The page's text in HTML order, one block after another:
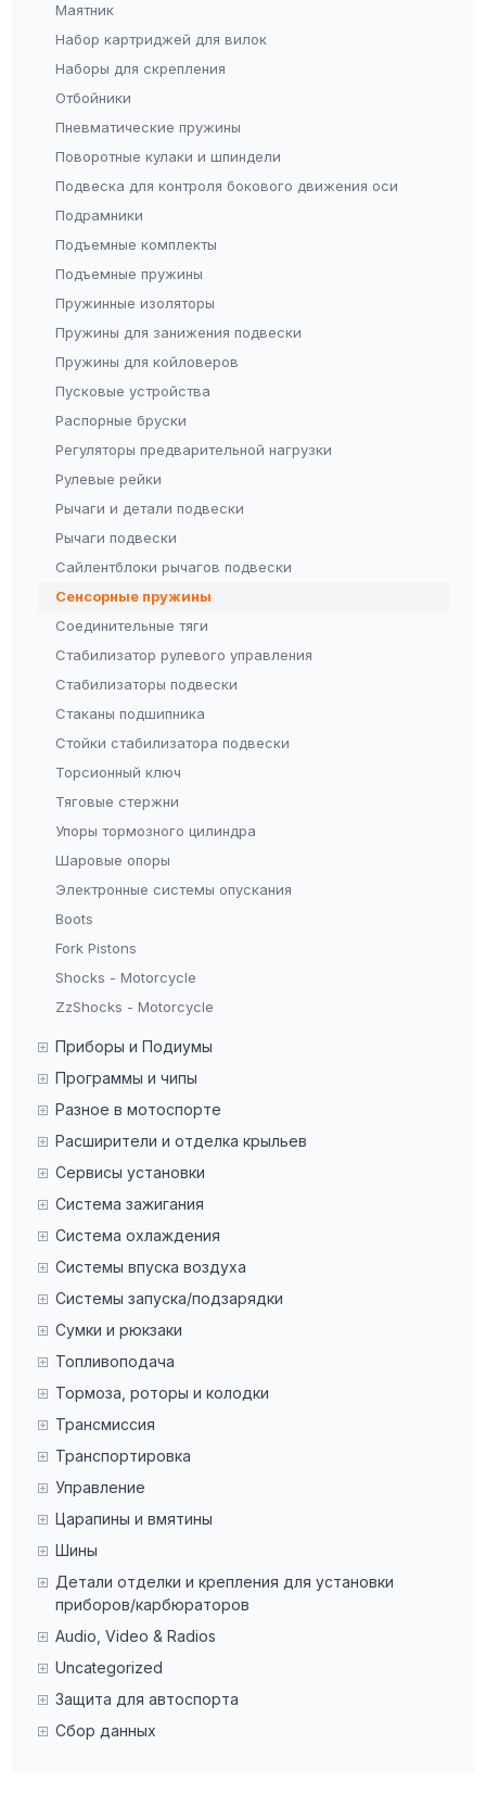
Маятник
Набор картриджей для вилок
Наборы для скрепления
Отбойники
Пневматические пружины
Поворотные кулаки и шпиндели
Подвеска для контроля бокового движения оси
Подрамники
Подъемные комплекты
Подъемные пружины
Пружинные изоляторы
Пружины для занижения подвески
Пружины для койловеров
Пусковые устройства
Распорные бруски
Регуляторы предварительной нагрузки
Рулевые рейки
Рычаги и детали подвески
Рычаги подвески
Сайлентблоки рычагов подвески
Сенсорные пружины
Соединительные тяги
Стабилизатор рулевого управления
Стабилизаторы подвески
Стаканы подшипника
Стойки стабилизатора подвески
Торсионный ключ
Тяговые стержни
Упоры тормозного цилиндра
Шаровые опоры
Электронные системы опускания
Boots
Fork Pistons
Shocks - Motorcycle
ZzShocks - Motorcycle
Приборы и Подиумы
Программы и чипы
Разное в мотоспорте
Расширители и отделка крыльев
Сервисы установки
Система зажигания
Система охлаждения
Системы впуска воздуха
Системы запуска/подзарядки
Сумки и рюкзаки
Топливоподача
Тормоза, роторы и колодки
Трансмиссия
Транспортировка
Управление
Царапины и вмятины
Шины
Детали отделки и крепления для установки
приборов/карбюраторов
Audio, Video & Radios
Uncategorized
Защита для автоспорта
Сбор данных